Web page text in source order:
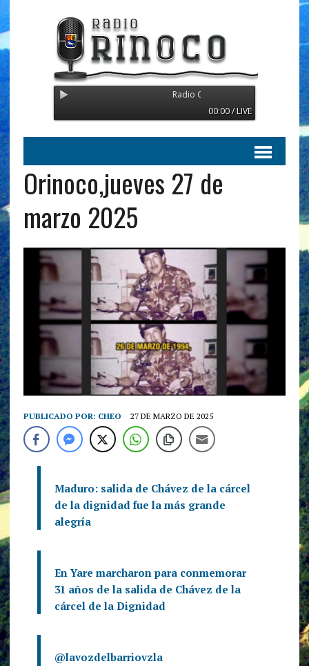
Radio Orinoco - Transmitiendo desde
00:00 / LIVE
Orinoco,jueves 27 de
marzo 2025
PUBLICADO POR: CHEO 27 DE MARZO DE 2025
Maduro: salida de Chávez de la cárcel
de la dignidad fue la más grande
alegría
En Yare marcharon para conmemorar
31 años de la salida de Chávez de la
cárcel de la Dignidad
@lavozdelbarriovzla